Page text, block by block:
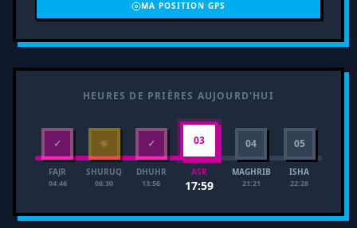
MA POSITION GPS
HEURES DE PRIÈRES AUJOURD'HUI
✓
FAJR
04:46
☀
SHURUQ
06:30
✓
DHUHR
13:56
03
ASR
17:59
04
MAGHRIB
21:21
05
ISHA
22:28